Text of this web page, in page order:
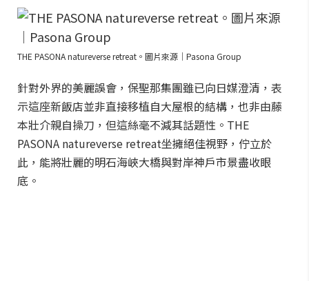
THE PASONA natureverse retreat。圖片來源｜Pasona Group
針對外界的美麗誤會，保聖那集團雖已向日媒澄清，表
示這座新飯店並非直接移植自大屋根的結構，也非由藤
本壯介親自操刀，但這絲毫不減其話題性。THE
PASONA natureverse retreat坐擁絕佳視野，佇立於
此，能將壯麗的明石海峽大橋與對岸神戶市景盡收眼
底。